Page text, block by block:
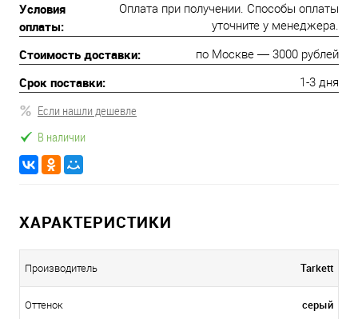
Условия
оплаты:
Оплата при получении. Способы оплаты
уточните у менеджера.
Стоимость доставки: по Москве — 3000 рублей
Срок поставки: 1-3 дня
Если нашли дешевле
В наличии
ХАРАКТЕРИСТИКИ
Производитель Tarkett
Оттенок серый